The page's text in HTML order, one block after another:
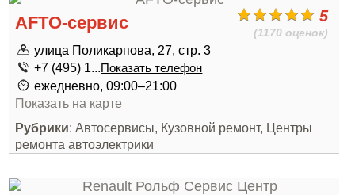
5
(1170 оценок)
AFTO-сервис
улица Поликарпова, 27, стр. 3
+7 (495) 1...Показать телефон
ежедневно, 09:00–21:00
Показать на карте
Рубрики: Автосервисы, Кузовной ремонт, Центры
ремонта автоэлектрики